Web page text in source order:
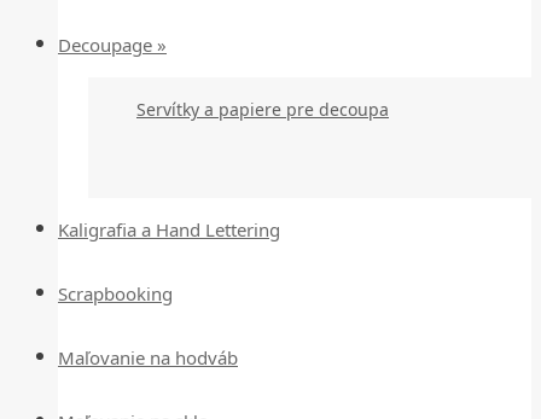
Decoupage »
Servítky a papiere pre decoupa
Kaligrafia a Hand Lettering
Scrapbooking
Maľovanie na hodváb